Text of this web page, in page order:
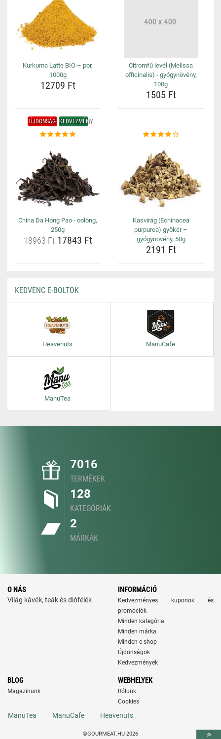
Kurkuma Latte BIO – por,
1000g
12709 Ft
Citromfű levél (Melissa
officinalis) - gyógynövény,
100g
1505 Ft
ÚJDONSÁG KEDVEZMÉNY
China Da Hong Pao - oolong,
250g
18963 Ft17843 Ft
Kasvirág (Echinacea
purpurea) gyökér –
gyógynövény, 50g
2191 Ft
KEDVENC E-BOLTOK
Heavenuts ManuCafe
ManuTea
7016
TERMÉKEK
128
KATEGÓRIÁK
2
MÁRKÁK
O NÁS
Világ kávék, teák és diófélék
INFORMÁCIÓ
Kedvezményes kuponok és
promóciók
Minden kategória
Minden márka
Minden e-shop
Újdonságok
Kedvezmények
BLOG
Magazinunk
WEBHELYEK
Rólunk
Cookies
ManuTea ManuCafe Heavenuts
©GOURMEAT.HU 2026